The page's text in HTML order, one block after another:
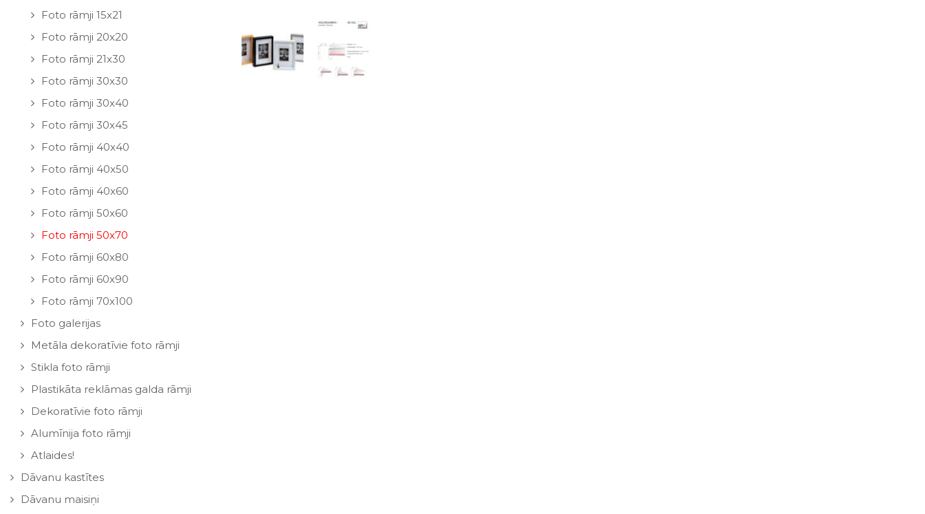
Foto rāmji 15x21
Foto rāmji 20x20
Foto rāmji 21x30
Foto rāmji 30x30
Foto rāmji 30x40
Foto rāmji 30x45
Foto rāmji 40x40
Foto rāmji 40x50
Foto rāmji 40x60
Foto rāmji 50x60
Foto rāmji 50x70
Foto rāmji 60x80
Foto rāmji 60x90
Foto rāmji 70x100
Foto galerijas
Metāla dekoratīvie foto rāmji
Stikla foto rāmji
Plastikāta reklāmas galda rāmji
Dekoratīvie foto rāmji
Alumīnija foto rāmji
Atlaides!
Dāvanu kastītes
Dāvanu maisiņi